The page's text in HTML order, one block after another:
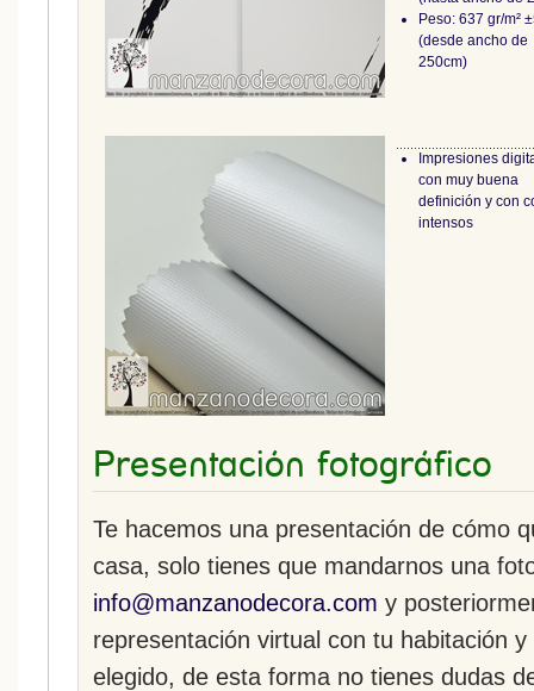
Peso: 637 gr/m²
(desde ancho de
250cm)
Impresiones
con muy buena
definición y con
intensos
Presentación fotográfico
Te hacemos una presentación de cómo
casa, solo tienes que mandarnos una
info@manzanodecora.com y
representación virtual con tu habitación
elegido, de esta forma no tienes dudas